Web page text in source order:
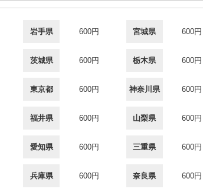
岩手県 600円 宮城県 600円
茨城県 600円 栃木県 600円
東京都 600円 神奈川県 600円
福井県 600円 山梨県 600円
愛知県 600円 三重県 600円
兵庫県 600円 奈良県 600円